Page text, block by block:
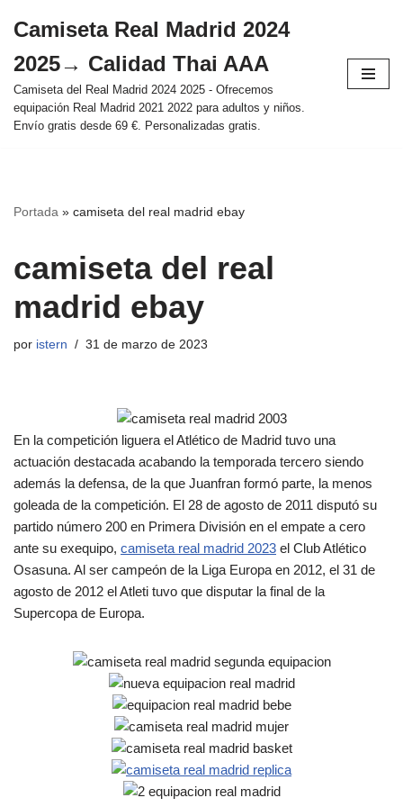
al
contenido
Camiseta Real Madrid 2024
2025→ Calidad Thai AAA
Camiseta del Real Madrid 2024 2025 - Ofrecemos
equipación Real Madrid 2021 2022 para adultos y niños.
Envío gratis desde 69 €. Personalizadas gratis.
Portada » camiseta del real madrid ebay
camiseta del real
madrid ebay
por istern 31 de marzo de 2023
En la competición liguera el Atlético de Madrid tuvo una
actuación destacada acabando la temporada tercero siendo
además la defensa, de la que Juanfran formó parte, la menos
goleada de la competición. El 28 de agosto de 2011 disputó su
partido número 200 en Primera División en el empate a cero
ante su exequipo, camiseta real madrid 2023 el Club Atlético
Osasuna. Al ser campeón de la Liga Europa en 2012, el 31 de
agosto de 2012 el Atleti tuvo que disputar la final de la
Supercopa de Europa.